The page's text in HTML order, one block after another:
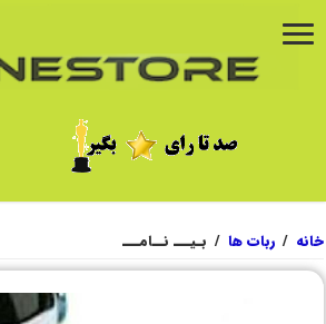
خانه / ربات ها / بـیـــ نــامـــ